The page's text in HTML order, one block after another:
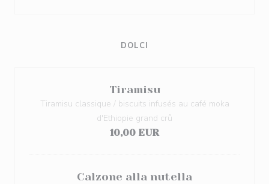
DOLCI
Tiramisu
Tiramisu classique / biscuits infusés au café moka
d'Ethiopie grand crû
10,00 EUR
Calzone alla nutella